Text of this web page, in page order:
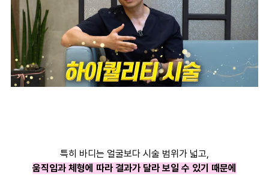
특히 바디는 얼굴보다 시술 범위가 넓고,
움직임과 체형에 따라 결과가 달라 보일 수 있기 때문에